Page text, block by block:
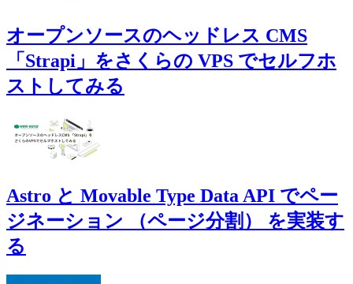
オープンソースのヘッドレス CMS
「Strapi」をさくらの VPS でセルフホ
ストしてみる
Astro と Movable Type Data API でペー
ジネーション （ページ分割） を実装す
る